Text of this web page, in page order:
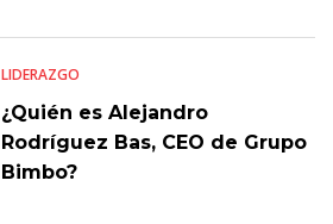
LIDERAZGO
¿Quién es Alejandro
Rodríguez Bas, CEO de Grupo
Bimbo?